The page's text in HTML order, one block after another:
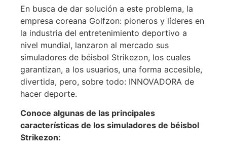
En busca de dar solución a este problema, la
empresa coreana Golfzon: pioneros y líderes en
la industria del entretenimiento deportivo a
nivel mundial, lanzaron al mercado sus
simuladores de béisbol Strikezon, los cuales
garantizan, a los usuarios, una forma accesible,
divertida, pero, sobre todo: INNOVADORA de
hacer deporte.
Conoce algunas de las principales
características de los simuladores de béisbol
Strikezon: